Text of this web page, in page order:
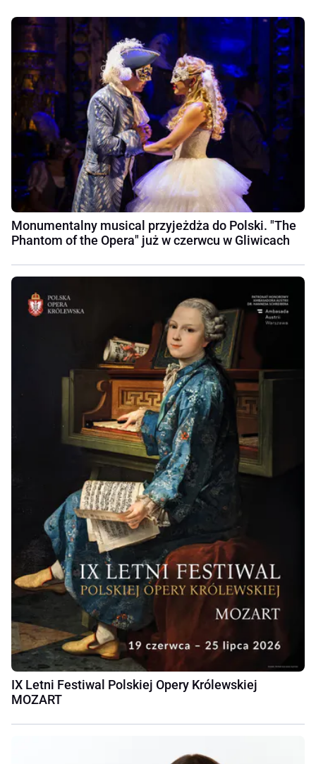
Monumentalny musical przyjeżdża do Polski. "The
Phantom of the Opera" już w czerwcu w Gliwicach
IX Letni Festiwal Polskiej Opery Królewskiej
MOZART